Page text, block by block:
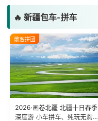
🔥 新疆包车-拼车
散客拼团
2026·画卷北疆 北疆十日春季
深度游 小车拼车、纯玩无购